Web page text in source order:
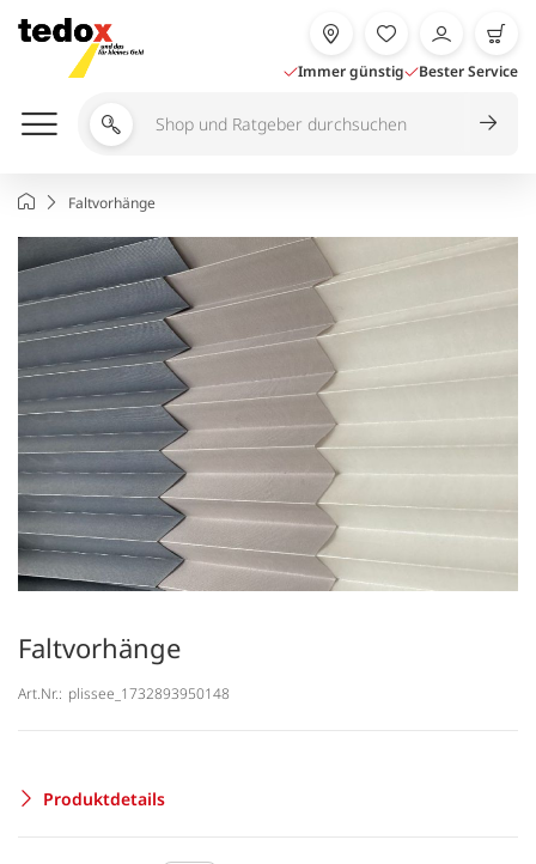
Inhalt
springen
Immer günstig Bester Service
Shop
durchsuchen
StartseiteFaltvorhänge
Faltvorhänge
Art.Nr.: plissee_1732893950148
Produktdetails